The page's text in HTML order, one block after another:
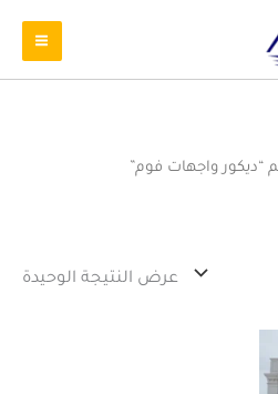
واجهات فوم”
عرض النتيجة الوحيدة